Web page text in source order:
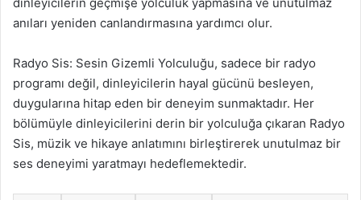
anıları yeniden canlandırmasına yardımcı olur.
Radyo Sis: Sesin Gizemli Yolculuğu, sadece bir radyo
programı değil, dinleyicilerin hayal gücünü besleyen,
duygularına hitap eden bir deneyim sunmaktadır. Her
bölümüyle dinleyicilerini derin bir yolculuğa çıkaran Radyo
Sis, müzik ve hikaye anlatımını birleştirerek unutulmaz bir
ses deneyimi yaratmayı hedeflemektedir.